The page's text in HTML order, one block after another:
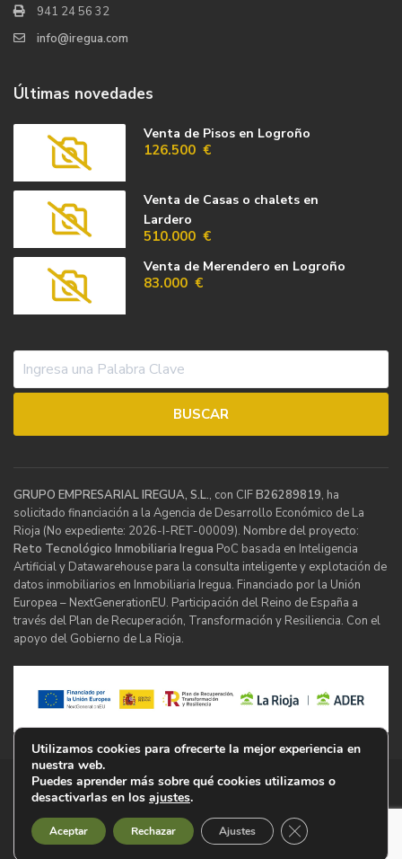
941 24 56 32
info@iregua.com
Últimas novedades
Venta de Pisos en Logroño
126.500 €
Venta de Casas o chalets en
Lardero
510.000 €
Venta de Merendero en Logroño
83.000 €
GRUPO EMPRESARIAL IREGUA, S.L., con CIFB26289819, ha
solicitado financiación a la Agencia de Desarrollo Económico de La
Rioja (No expediente: 2026-I-RET-00009). Nombre del proyecto:
Reto Tecnológico Inmobiliaria Iregua PoC basada en Inteligencia
Artificial y Datawarehouse para la consulta inteligente y explotación de
datos inmobiliarios en Inmobiliaria Iregua. Financiado por la Unión
Europea – NextGenerationEU. Participación del Reino de España a
través del Plan de Recuperación, Transformación y Resiliencia. Con el
apoyo del Gobierno de La Rioja.
© Inmobiliaria Iregua
Aviso Legal Política de Privacidad Cookies
Utilizamos cookies para ofrecerte la mejor experiencia en
nuestra web.
Puedes aprender más sobre qué cookies utilizamos o
desactivarlas en los ajustes.
Aceptar Rechazar Ajustes Cerrar el banner